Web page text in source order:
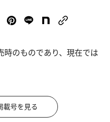
のものであり、現在では
載号を見る